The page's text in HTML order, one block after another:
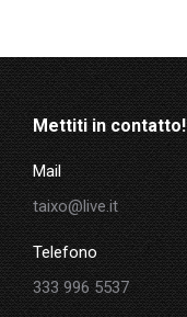
Mettiti in contatto!
Mail
taixo@live.it
Telefono
333 996 5537